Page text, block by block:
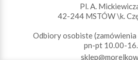
Pl. A.
42-244 MSTÓW \k.
Odbiory osobiste (zamówienia
pn-pt 10.00-